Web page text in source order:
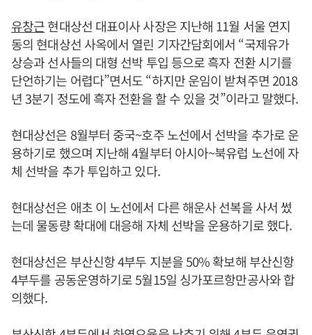
유창근현대상선 대표이사 사장은 지난해 11월 서울 연지
동의 현대상선 사옥에서 열린 기자간담회에서 “국제유가
상승과 선사들의 대형 선박 투입 등으로 흑자 전환 시기를
단언하기는 어렵다”면서도 “하지만 운임이 받쳐주면 2018
년 3분기 정도에 흑자 전환을 할 수 있을 것”이라고 말했다.
현대상선은 8월부터 중국~호주 노선에서 선박을 추가로 운
용하기로 했으며 지난해 4월부터 아시아~북유럽 노선에 자
체 선박을 추가 투입하고 있다.
현대상선은 애초 이 노선에서 다른 해운사 선복을 사서 썼
는데 물동량 확대에 대응해 자체 선박을 운용하기로 했다.
현대상선은 부산신항 4부두 지분을 50% 확보해 부산신항
4부두를 공동운영하기로 5월15일 싱가포르항만공사와 합
의했다.